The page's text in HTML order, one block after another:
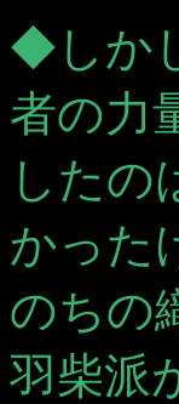
◆しか
者の力
したの
かった
のちの
羽柴派